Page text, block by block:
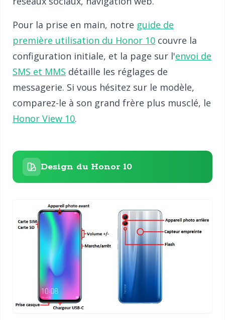
Pour la prise en main, notre guide de
première utilisation du Honor 10 couvre la
configuration initiale, et la page sur l'envoi de
SMS et MMS détaille les réglages de
messagerie. Si vous hésitez sur le modèle,
comparez-le à son grand frère plus musclé, le
Honor View 10.
Design du Honor 10